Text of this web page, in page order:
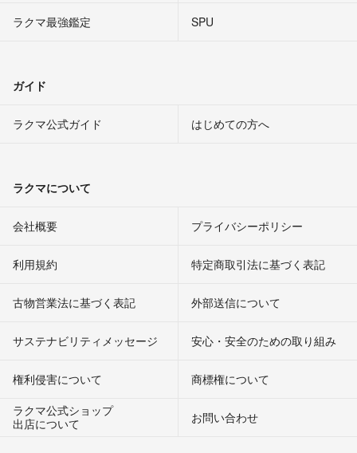
ラクマ最強鑑定
SPU
ガイド
ラクマ公式ガイド はじめての方へ
ラクマについて
会社概要 プライバシーポリシー
利用規約 特定商取引法に基づく表記
古物営業法に基づく表記 外部送信について
サステナビリティメッセージ 安心・安全のための取り組み
権利侵害について
商標権について
ラクマ公式ショップ
出店について
お問い合わせ